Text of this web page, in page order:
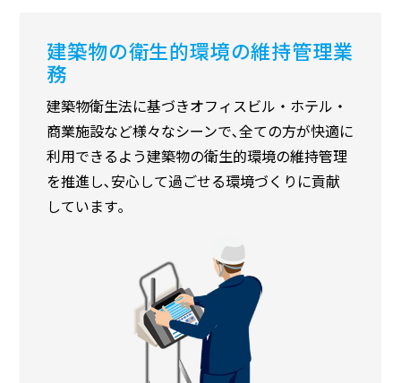
建築物の衛生的環境の維持管理業
務
建築物衛生法に基づきオフィスビル・ホテル・
商業施設など様々なシーンで､全ての方が快適に
利用できるよう建築物の衛生的環境の維持管理
を推進し､安心して過ごせる環境づくりに貢献
しています｡